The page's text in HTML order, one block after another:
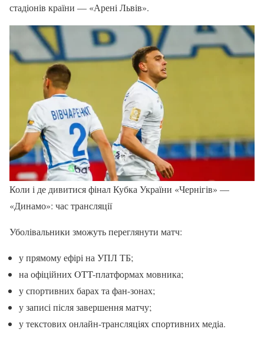
стадіонів країни — «Арені Львів».
Коли і де дивитися фінал Кубка України «Чернігів» —
«Динамо»: час трансляції
Уболівальники зможуть переглянути матч:
у прямому ефірі на УПЛ ТБ;
на офіційних OTT-платформах мовника;
у спортивних барах та фан-зонах;
у записі після завершення матчу;
у текстових онлайн-трансляціях спортивних медіа.